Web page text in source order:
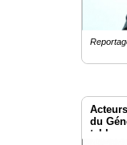
du
tables